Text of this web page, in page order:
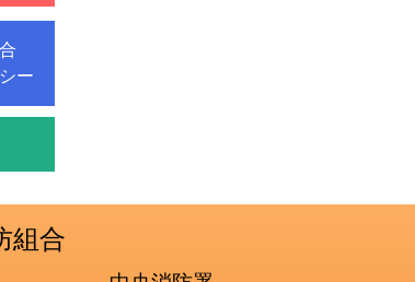
ー
組合